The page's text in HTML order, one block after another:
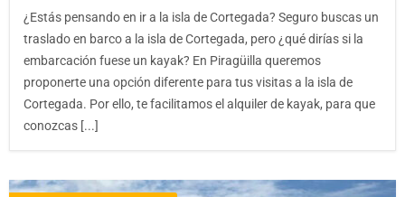
¿Estás pensando en ir a la isla de Cortegada? Seguro buscas un
traslado en barco a la isla de Cortegada, pero ¿qué dirías si la
embarcación fuese un kayak? En Piragüilla queremos
proponerte una opción diferente para tus visitas a la isla de
Cortegada. Por ello, te facilitamos el alquiler de kayak, para que
conozcas [...]